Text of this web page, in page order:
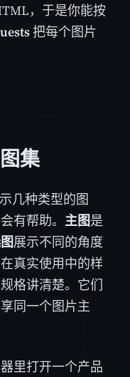
，于是你能按
把每个图片
集
几种类型的图
有帮助。 主图是
展示不同的角度
真实使用中的样
格讲清楚。它们
同一个图片主
里打开一个产品